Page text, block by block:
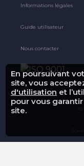
En poursuivant
site, vous
d'utilisation et
pour vous
site.
Informations légales
Guide utilisateur
Nous contacter